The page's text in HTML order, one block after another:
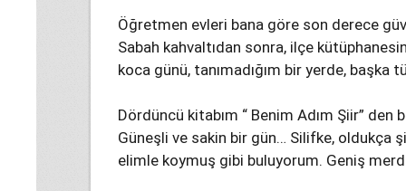
Öğretmen evleri bana göre son derece
Sabah kahvaltıdan sonra, ilçe
koca günü, tanımadığım bir yerde, başka
Dördüncü kitabım “ Benim Adım Şiir” den
Güneşli ve sakin bir gün… Silifke, oldukça
elimle koymuş gibi buluyorum. Geniş